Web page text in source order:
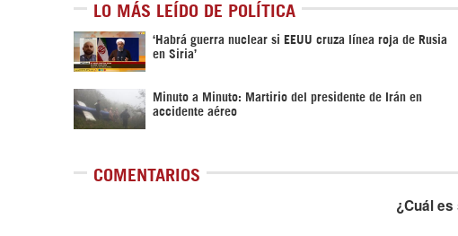
LO MÁS LEÍDO DE POLÍTICA
‎‘Habrá guerra nuclear si EEUU cruza línea roja de Rusia
en Siria’‎
Minuto a Minuto: Martirio del presidente de Irán en
accidente aéreo
COMENTARIOS